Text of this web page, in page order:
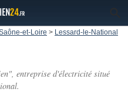
et-Loire > Lessard-le-National
entreprise d'électricité situé